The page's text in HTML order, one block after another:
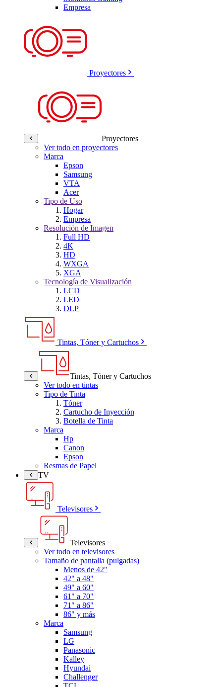
Empresa
Proyectores
Proyectores
Ver todo en proyectores
Marca
Epson
Samsung
VTA
Acer
Tipo de Uso
Hogar
Empresa
Resolución de Imagen
Full HD
4K
HD
WXGA
XGA
Tecnología de Visualización
LCD
LED
DLP
Tintas, Tóner y Cartuchos
Tintas, Tóner y Cartuchos
Ver todo en tintas
Tipo de Tinta
Tóner
Cartucho de Inyección
Botella de Tinta
Marca
Hp
Canon
Epson
Resmas de Papel
TV
Televisores
Televisores
Ver todo en televisores
Tamaño de pantalla (pulgadas)
Menos de 42"
42" a 48"
49" a 60"
61" a 70"
71" a 86"
86" y más
Marca
Samsung
LG
Panasonic
Kalley
Hyundai
Challenger